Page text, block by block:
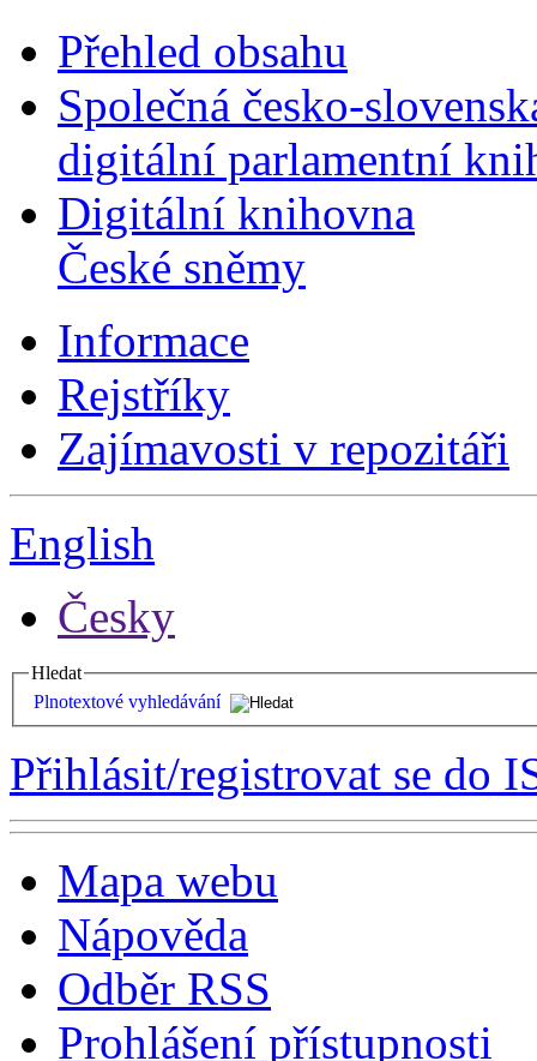
Přehled obsahu
Společná česko-
digitální parlamentní
Digitální knihovna
České sněmy
Informace
Rejstříky
Zajímavosti v repozitáři
English
Česky
Hledat
Plnotextové vyhledávání
Přihlásit/registrovat se do
Mapa webu
Nápověda
Odběr RSS
Prohlášení přístupnosti